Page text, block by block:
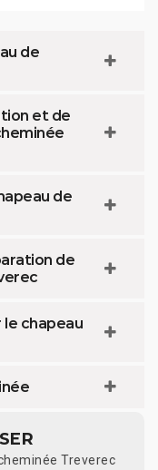
de
et de
de
de
chapeau
Treverec